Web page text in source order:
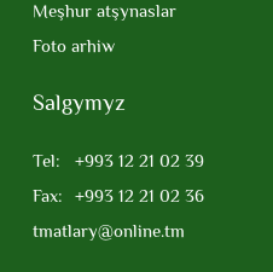
Meşhur atşynaslar
Foto arhiw
Salgymyz
Tel:
+993 12 21 02 39
Fax: +993 12 21 02 36
tmatlary@online.tm